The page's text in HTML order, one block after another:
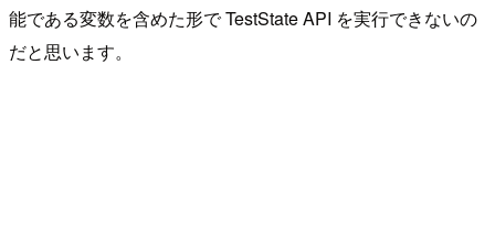
能である変数を含めた形で TestState API を実行できないの
だと思います。